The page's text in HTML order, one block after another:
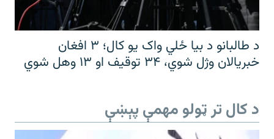
د طالبانو د بیا ځلي واک یو کال؛ ۳ افغان
خبریالان وژل شوي، ۳۴ توقیف او ۱۳ وهل شوي
د کال تر ټولو مهمې پېښې